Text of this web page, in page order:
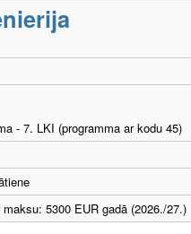
- 7. LKI (programma ar kodu 45)
5300 EUR gadā (2026./27.)